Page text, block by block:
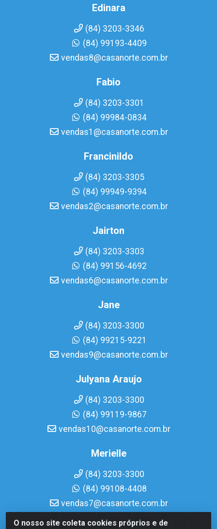
O nosso site coleta cookies próprios e de
Edinara
(84) 3203-3346
(84) 99193-4409
vendas8@casanorte.com.br
Fabio
(84) 3203-3301
(84) 99984-0834
vendas1@casanorte.com.br
Francinildo
(84) 3203-3305
(84) 99949-9394
vendas2@casanorte.com.br
Jairton
(84) 3203-3303
(84) 99156-4692
vendas6@casanorte.com.br
Jane
(84) 3203-3300
(84) 99215-9221
vendas9@casanorte.com.br
Julyana Araujo
(84) 3203-3300
(84) 99119-9867
vendas10@casanorte.com.br
Merielle
(84) 3203-3300
(84) 99108-4408
vendas7@casanorte.com.br